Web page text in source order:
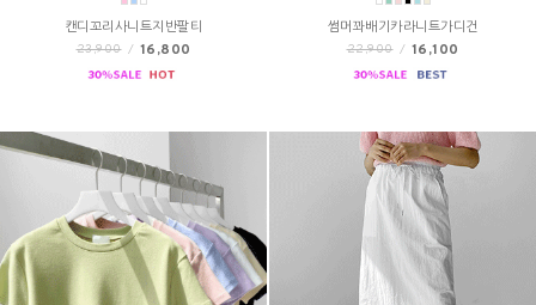
캔디꼬리사니트지반팔티
23,900 / 16,800
썸머꽈배기카라니트가디건
22,900 / 16,100